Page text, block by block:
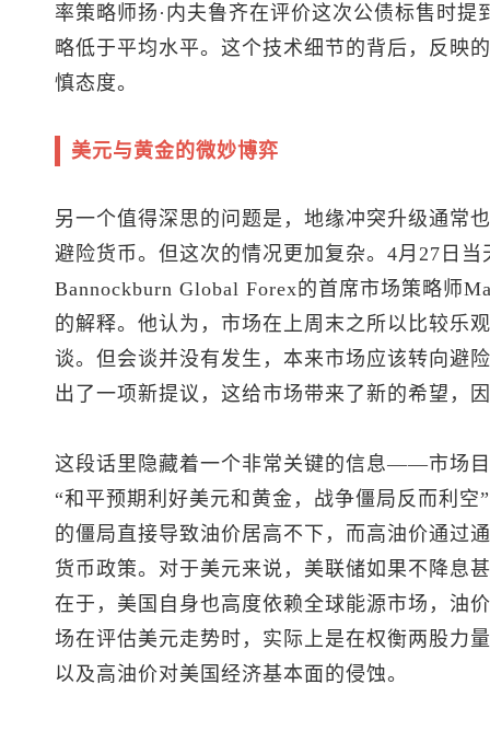
率策略师扬·内夫鲁齐在评价这次公债标售时
略低于平均水平。这个技术细节的背后，反映
慎态度。
美元与黄金的微妙博弈
另一个值得深思的问题是，地缘冲突升级通常
避险货币。但这次的情况更加复杂。4月27日当
Bannockburn Global Forex的首席市场策略师
的解释。他认为，市场在上周末之所以比较乐
谈。但会谈并没有发生，本来市场应该转向避
出了一项新提议，这给市场带来了新的希望，
这段话里隐藏着一个非常关键的信息——市场
“和平预期利好美元和黄金，战争僵局反而利
的僵局直接导致油价居高不下，而高油价通过
货币政策。对于美元来说，美联储如果不降息
在于，美国自身也高度依赖全球能源市场，油
场在评估美元走势时，实际上是在权衡两股
以及高油价对美国经济基本面的侵蚀。